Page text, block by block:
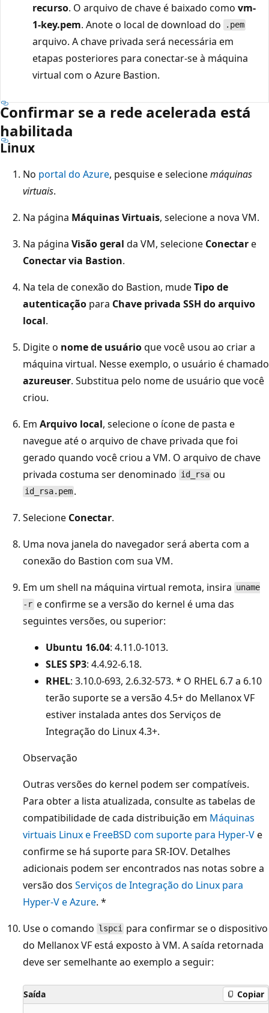
recurso. O arquivo de chave é baixado como vm-
1-key.pem. Anote o local de download do .pem
arquivo. A chave privada será necessária em
etapas posteriores para conectar-se à máquina
virtual com o Azure Bastion.
Confirmar se a rede acelerada está
habilitada
Linux
No portal do Azure, pesquise e selecionemáquinas
virtuais.
Na página Máquinas Virtuais, selecione a nova VM.
Na página Visão geral da VM, selecione Conectare
Conectar via Bastion.
Na tela de conexão do Bastion, mudeTipo de
autenticação para Chave privada SSH do arquivo
local.
Digite o nome de usuárioque você usou ao criar a
máquina virtual. Nesse exemplo, o usuário é chamado
azureuser. Substitua pelo nome de usuário que você
criou.
Em Arquivo local, selecione o ícone de pasta e
navegue até o arquivo de chave privada que foi
gerado quando você criou a VM. O arquivo de chave
privada costuma ser denominado id_rsa ou
id_rsa.pem .
Selecione Conectar.
Uma nova janela do navegador será aberta com a
conexão do Bastion com sua VM.
Em um shell na máquina virtual remota, insira uname
-r e confirme se a versão do kernel é uma das
seguintes versões, ou superior:
Ubuntu 16.04: 4.11.0-1013.
SLES SP3: 4.4.92-6.18.
RHEL: 3.10.0-693, 2.6.32-573. * O RHEL 6.7 a 6.10
terão suporte se a versão 4.5+ do Mellanox VF
estiver instalada antes dos Serviços de
Integração do Linux 4.3+.
Observação
Outras versões do kernel podem ser compatíveis.
Para obter a lista atualizada, consulte as tabelas de
compatibilidade de cada distribuição em Máquinas
virtuais Linux e FreeBSD com suporte para Hyper-Ve
confirme se há suporte para SR-IOV. Detalhes
adicionais podem ser encontrados nas notas sobre a
versão dos Serviços de Integração do Linux para
Hyper-V e Azure. *
Use o comando lspci para confirmar se o dispositivo
do Mellanox VF está exposto à VM. A saída retornada
deve ser semelhante ao exemplo a seguir:
Saída Copiar